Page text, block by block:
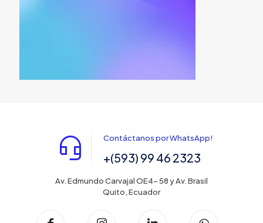
Contáctanos por WhatsApp!
+(593) 99 46 2323
Av. Edmundo Carvajal OE4- 58 y Av. Brasil
Quito, Ecuador